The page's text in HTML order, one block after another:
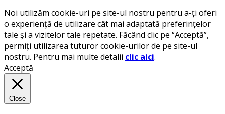
Noi utilizăm cookie-uri pe site-ul nostru pentru a-ți oferi
o experiență de utilizare cât mai adaptată preferințelor
tale și a vizitelor tale repetate. Făcând clic pe “Acceptă”,
permiți utilizarea tuturor cookie-urilor de pe site-ul
nostru. Pentru mai multe detalii clic aici.
Acceptă
Close